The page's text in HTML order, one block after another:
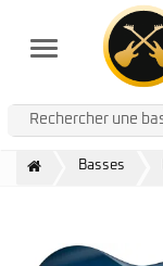
Menu
Basses